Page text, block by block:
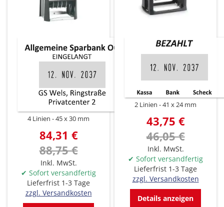
4 Linien 45 x 30 mm
84,31 €
88,75 €
Inkl. MwSt.
✔ Sofort versandfertig
Lieferfrist 1-3 Tage
zzgl. Versandkosten
2 Linien 41 x 24 mm
43,75 €
46,05 €
Inkl. MwSt.
✔ Sofort versandfertig
Lieferfrist 1-3 Tage
zzgl. Versandkosten
Details anzeigen